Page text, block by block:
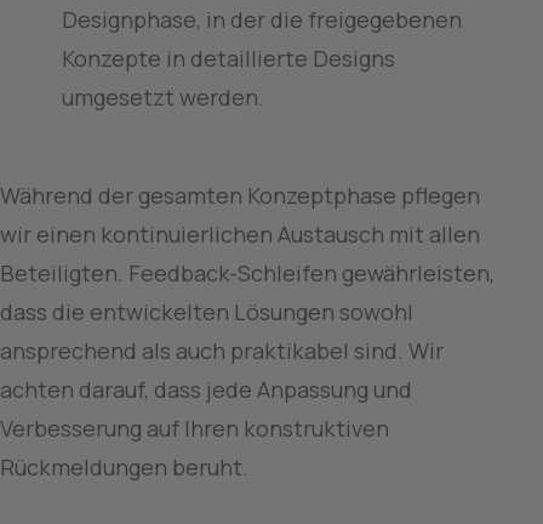
Designphase, in der die freigegebenen
Konzepte in detaillierte Designs
umgesetzt werden.
Während der gesamten Konzeptphase pflegen
wir einen kontinuierlichen Austausch mit allen
Beteiligten. Feedback-Schleifen gewährleisten,
dass die entwickelten Lösungen sowohl
ansprechend als auch praktikabel sind. Wir
achten darauf, dass jede Anpassung und
Verbesserung auf Ihren konstruktiven
Rückmeldungen beruht.